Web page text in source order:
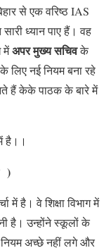
से एक वरिष्ठ IAS
ध्यान पाए हैं। वह
मेंअपर मुख्य सचिवके
लिए नई नियम बना रहे
हैं केके पाठक के बारे में
है।।
)
में है। वे शिक्षा विभाग में
है। उन्होंने स्कूलों के
नियम अच्छे नहीं लगे और